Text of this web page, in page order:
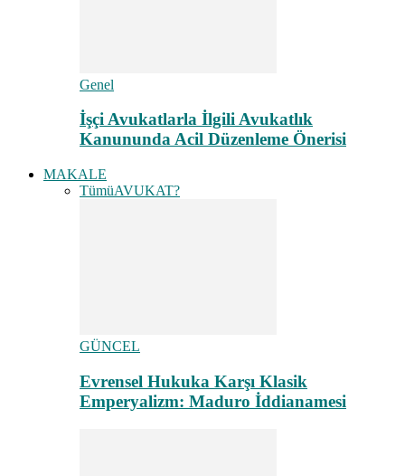
Genel
İşçi Avukatlarla İlgili Avukatlık
Kanununda Acil Düzenleme Önerisi
MAKALE
TümüAVUKAT?
GÜNCEL
Evrensel Hukuka Karşı Klasik
Emperyalizm: Maduro İddianamesi